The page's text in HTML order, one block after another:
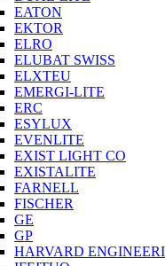
EATON
EKTOR
ELRO
ELUBAT SWISS
ELXTEU
EMERGI-LITE
ERC
ESYLUX
EVENLITE
EXIST LIGHT CO
EXISTALITE
FARNELL
FISCHER
GE
GP
HARVARD